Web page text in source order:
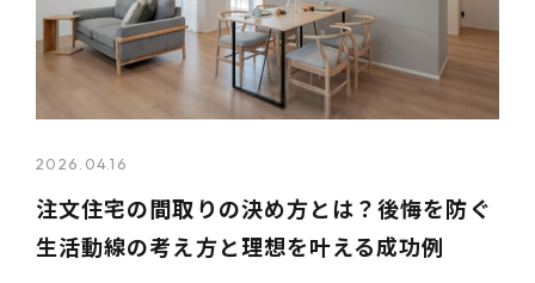
2026.04.16
注文住宅の間取りの決め方とは？後悔を防ぐ
生活動線の考え方と理想を叶える成功例